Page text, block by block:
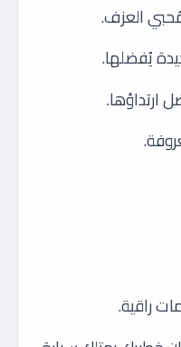
العزف.
يُفضلها.
ارتداؤها.
راقية.